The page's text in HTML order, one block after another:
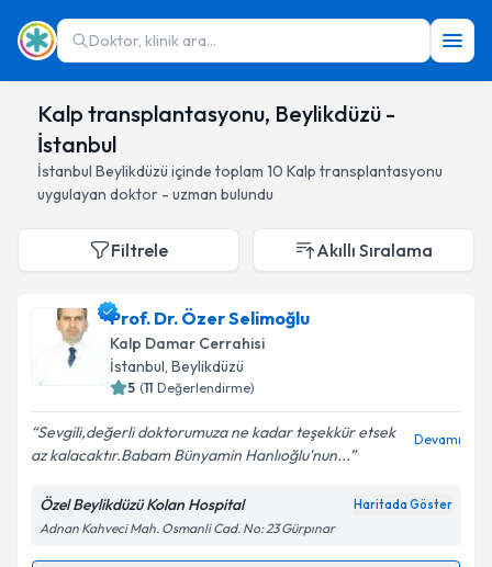
Doktor, klinik ara...
Kalp transplantasyonu, Beylikdüzü -
İstanbul
İstanbul Beylikdüzü içinde toplam 10 Kalp transplantasyonu
uygulayan doktor - uzman bulundu
Filtrele Akıllı Sıralama
Prof. Dr. Özer Selimoğlu
Kalp Damar Cerrahisi
İstanbul, Beylikdüzü
5 (11 Değerlendirme)
Sevgili,değerli doktorumuza ne kadar teşekkür etsek
az kalacaktır.Babam Bünyamin Hanlıoğlu'nun...
Devamı
Özel Beylikdüzü Kolan Hospital Haritada Göster
Adnan Kahveci Mah. Osmanli Cad. No: 23 Gürpınar